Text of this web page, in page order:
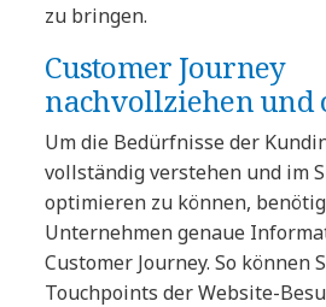
zu bringen.
Customer Journey
nachvollziehen und
Um die Bedürfnisse der
vollständig verstehen und im
optimieren zu können,
Unternehmen genaue
Customer Journey. So können
Touchpoints der Website-